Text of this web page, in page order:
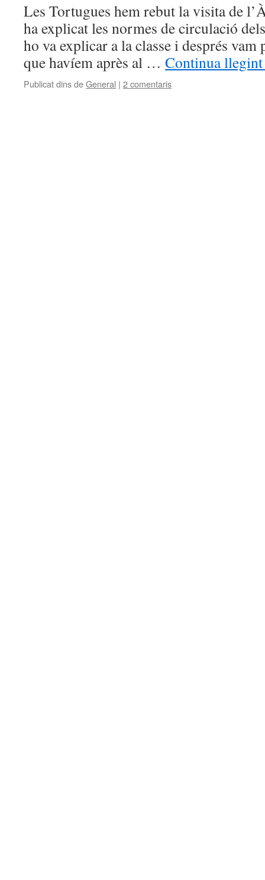
Les Tortugues hem rebut la visita de
ha explicat les normes de circulació
ho va explicar a la classe i després vam
que havíem après al … Continua
Publicat dins deGeneral | 2 comentaris